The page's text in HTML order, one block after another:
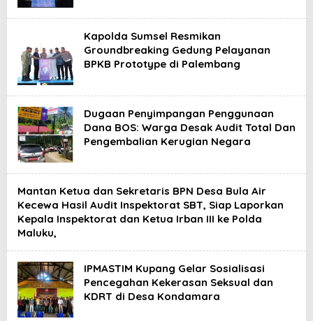
Kapolda Sumsel Resmikan
Groundbreaking Gedung Pelayanan
BPKB Prototype di Palembang
Dugaan Penyimpangan Penggunaan
Dana BOS: Warga Desak Audit Total Dan
Pengembalian Kerugian Negara
Mantan Ketua dan Sekretaris BPN Desa Bula Air
Kecewa Hasil Audit Inspektorat SBT, Siap Laporkan
Kepala Inspektorat dan Ketua Irban III ke Polda
Maluku,
IPMASTIM Kupang Gelar Sosialisasi
Pencegahan Kekerasan Seksual dan
KDRT di Desa Kondamara